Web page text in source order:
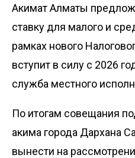
Акимат Алматы
ставку для малого и
рамках нового
вступит в силу с 2026
служба местного
По итогам совещания
акима города Дархана
вынести на